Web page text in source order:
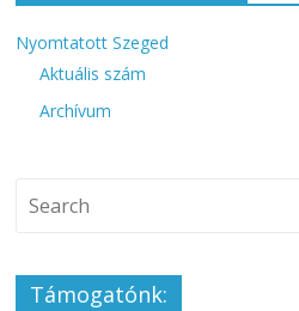
Nyomtatott Szeged
Aktuális szám
Archívum
Támogatónk: